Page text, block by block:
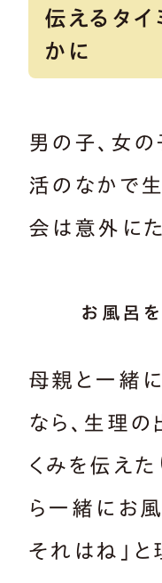
伝えるタ
かに
男の子、女の
活のなかで
会は意外にた
お風呂
母親と一緒
なら、生理
くみを伝えた
ら一緒にお
それはね」